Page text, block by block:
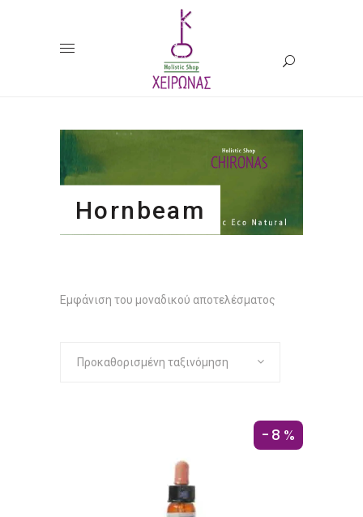
Hornbeam
Εμφάνιση του μοναδικού αποτελέσματος
Προκαθορισμένη ταξινόμηση
-8%